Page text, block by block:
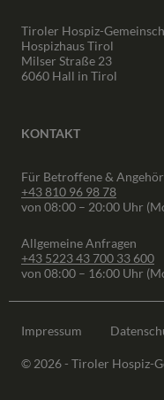
Tiroler Hospiz-
Hospizhaus Tirol
Milser Straße 23
6060 Hall in Tirol
KONTAKT
Für Betroffene &
+43 810 96 98 78
von 08:00 – 20:00 Uhr
Allgemeine Anfragen
+43 5223 43 700 33 600
von 08:00 – 16:00 Uhr
Impressum
© 2026 - Tiroler Hospiz-